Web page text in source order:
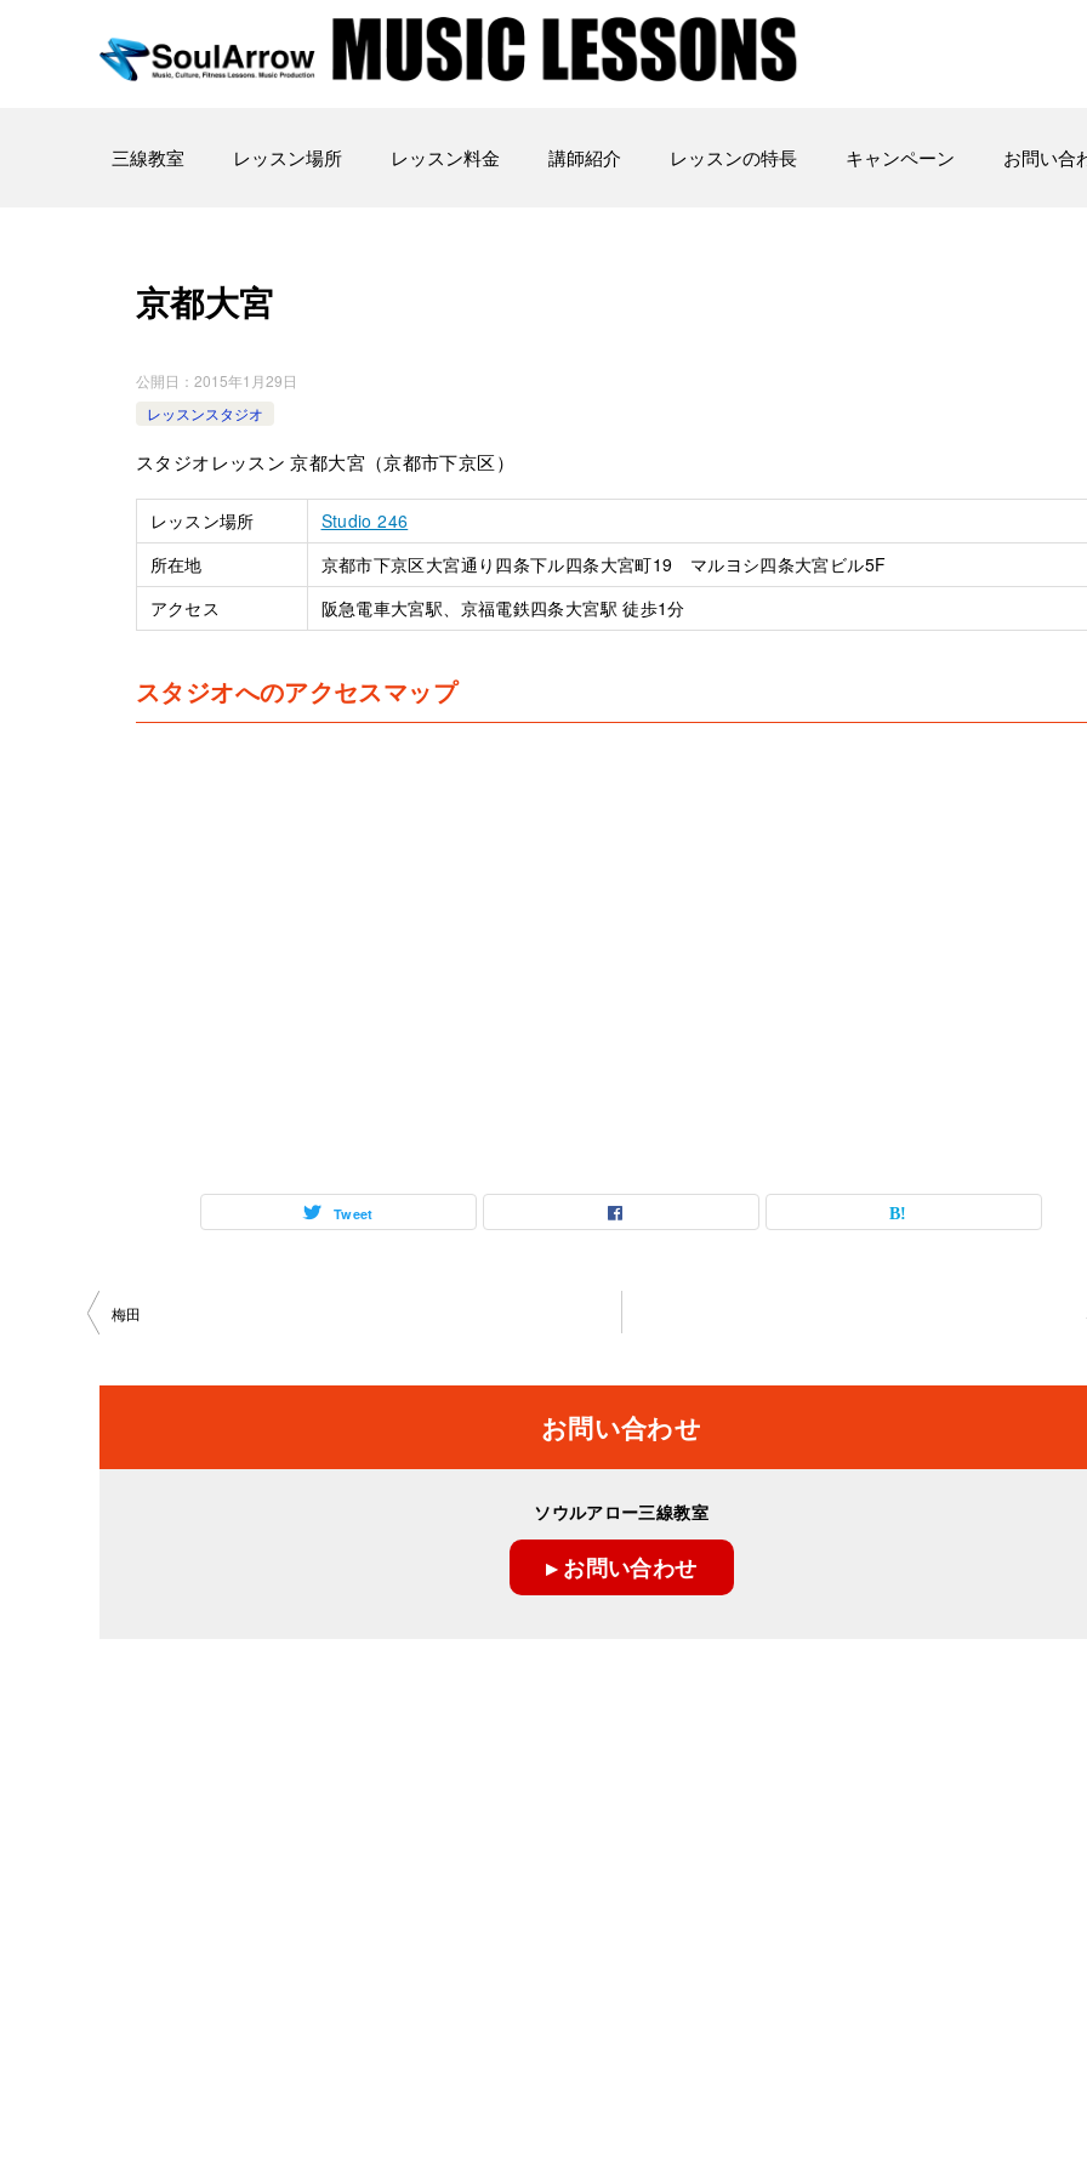
三線教室 レッスン場所 レッスン料金 講師紹介 レッスンの特長 キャンペーン お問い合
京都大宮
公開日： 2015年1月29日
レッスンスタジオ
スタジオレッスン 京都大宮（京都市下京区）
レッスン場所
Studio 246
所在地
京都市下京区大宮通り四条下ル四条大宮町19 マルヨシ四条大宮ビル5F
アクセス
阪急電車大宮駅、京福電鉄四条大宮駅 徒歩1分
スタジオへのアクセスマップ
Tweet
投
ビ
梅田
お問い合わせ
ソウルアロー三線教室
▸ お問い合わせ